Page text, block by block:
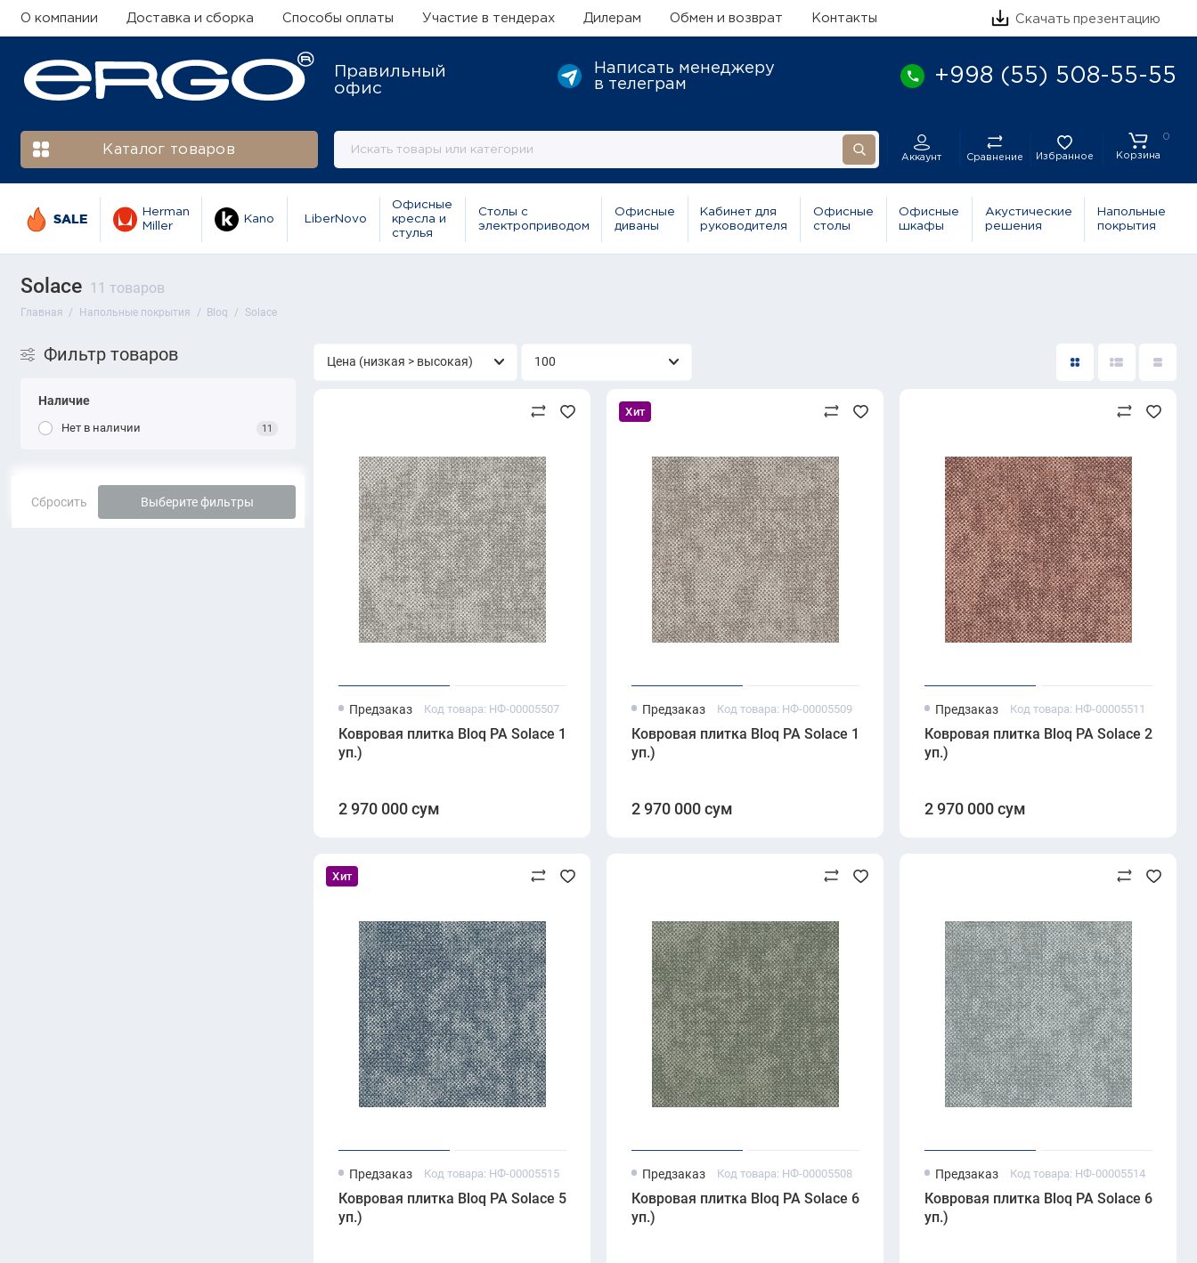
О компании Доставка и сборка Способы оплаты Участие в тендерах Дилерам Обмен и возврат Контакты Скачать презентацию
Правильный
офис
Написать менеджеру
в телеграм
+998 (55) 508-55-55
Каталог товаров
Аккаунт Сравнение Избранное
0
Корзина
SALE
Herman
Miller
Kano LiberNovo
Офисные
кресла и
стулья
Столы с
электроприводом
Офисные
диваны
Кабинет для
руководителя
Офисные
столы
Офисные
шкафы
Акустические
решения
Напольные
покрытия
Solace 11 товаров
Главная Напольные покрытия Bloq Solace
Фильтр товаров
Наличие
Нет в наличии 11
Сбросить Выберите фильтры
Предзаказ Код товара: НФ-00005507
Ковровая плитка Bloq PA Solace 165 Off White (500×500 мм, 6.7 мм, 5 м²/
уп.)
2 970 000 сум
Хит
Предзаказ Код товара: НФ-00005509
Ковровая плитка Bloq PA Solace 170 Light Taupe (500×500 мм, 6.7 мм, 5 м²/
уп.)
2 970 000 сум
Предзаказ Код товара: НФ-00005511
Ковровая плитка Bloq PA Solace 240
уп.)
2 970 000 сум
Хит
Предзаказ Код товара: НФ-00005515
Ковровая плитка Bloq PA Solace 550 Smoke blue (500×500 мм, 6.7 мм, 5 м²/
уп.)
Предзаказ Код товара: НФ-00005508
Ковровая плитка Bloq PA Solace 630 Fern (500×500 мм, 6.7 мм, 5 м²/
уп.)
Предзаказ Код товара: НФ-00005514
Ковровая плитка Bloq PA Solace 640
уп.)